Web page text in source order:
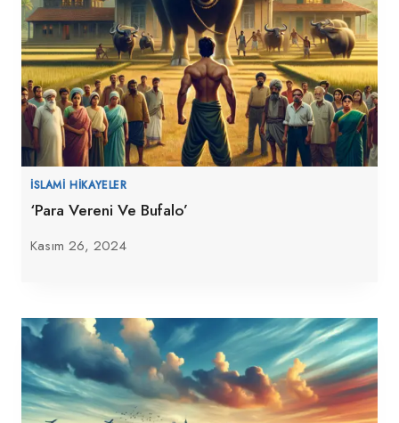
İSLAMI HIKAYELER
‘Para Vereni Ve Bufalo’
Kasım 26, 2024